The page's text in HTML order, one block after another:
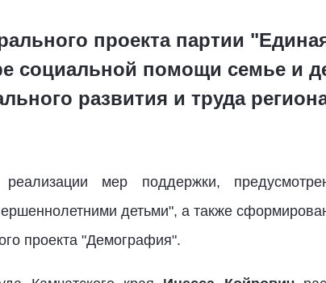
проекта партии
социальной помощи семье и
развития и труда
мер поддержки,
детьми", а также
проекта "Демография".